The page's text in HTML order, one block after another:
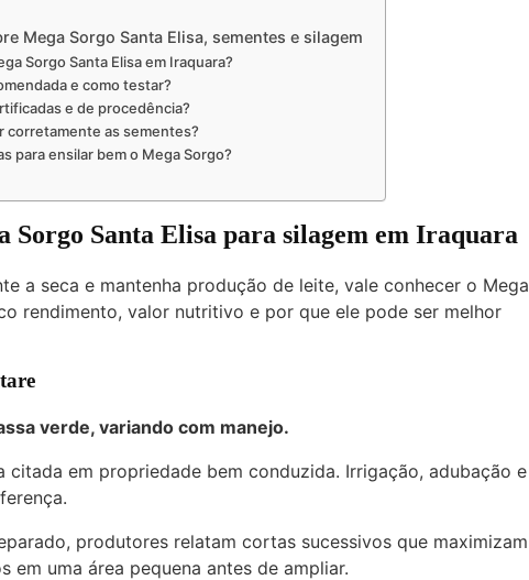
Mega Sorgo Santa Elisa, sementes e silagem
Sorgo Santa Elisa em Iraquara?
e como testar?
e de procedência?
corretamente as sementes?
para ensilar bem o Mega Sorgo?
Sorgo Santa Elisa para silagem em Iraquara
a seca e mantenha produção de leite, vale conhecer o Mega
rendimento, valor nutritivo e por que ele pode ser melhor
verde, variando com manejo.
citada em propriedade bem conduzida. Irrigação, adubação e
produtores relatam cortas sucessivos que maximizam
em uma área pequena antes de ampliar.